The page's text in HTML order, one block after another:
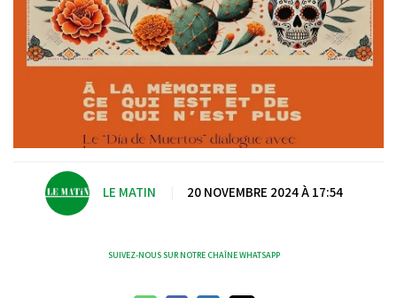
LE MATIN 20 NOVEMBRE 2024 À 17:54
SUIVEZ-NOUS SUR NOTRE CHAÎNE WHATSAPP